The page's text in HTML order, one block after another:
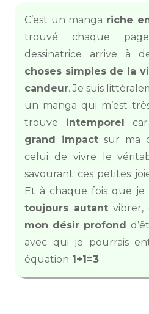
C’est un manga riche
trouvé chaque
dessinatrice arrive à
choses simples de la
candeur. Je suis
un manga qui m’est
trouve intemporel
grand impactsur ma
celui de vivre le
savourant ces petites
Et à chaque fois que je
toujours autantvibrer,
mon désir profond
avec qui je pourrais
équation 1+1=3.